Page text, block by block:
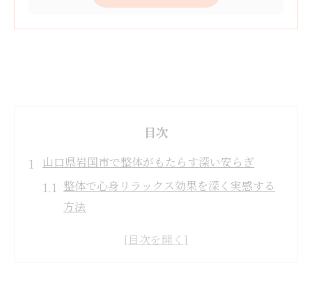
目次
山口県岩国市で整体がもたらす深い安らぎ
整体で心身リラックス効果を深く実感する
方法